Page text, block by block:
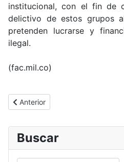
institucional, con el fin de
delictivo de estos grupos
pretenden lucrarse y
ilegal.
(fac.mil.co)
Artículo anterior: Ejército
Anterior
Buscar